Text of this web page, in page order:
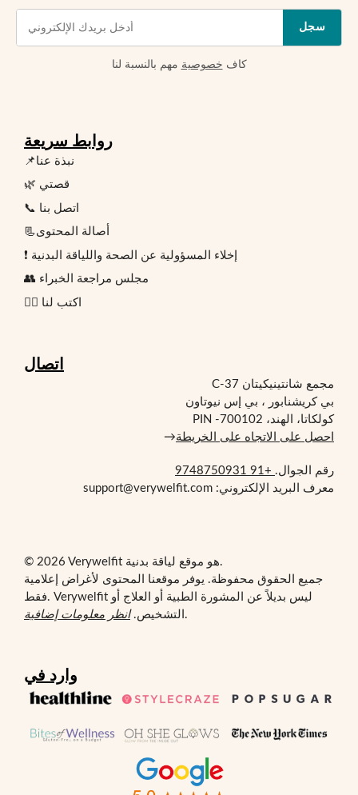
سجل
كاف خصوصية مهم بالنسبة لنا
روابط سريعة
📌نبذة عنا
🌿 قصتي
📞 اتصل بنا
📃أصالة المحتوى
❗ إخلاء المسؤولية عن الصحة واللياقة البدنية
👥 مجلس مراجعة الخبراء
✍🏻 اكتب لنا
اتصال
مجمع شانتينيكيتان C-37
بي كريشنابور ، بي إس نيوتاون
كولكاتا، الهند، PIN -700102
احصل على الاتجاه على الخريطة→
رقم الجوال. +91 9748750931
معرف البريد الإلكتروني: support@verywelfit.com
© 2026 Verywelfit هو موقع لياقة بدنية.
جميع الحقوق محفوظة. يوفر موقعنا المحتوى لأغراض إعلامية
فقط. Verywelfit ليس بديلاً عن المشورة الطبية أو العلاج أو
التشخيص.انظر معلومات إضافية .
وارد في